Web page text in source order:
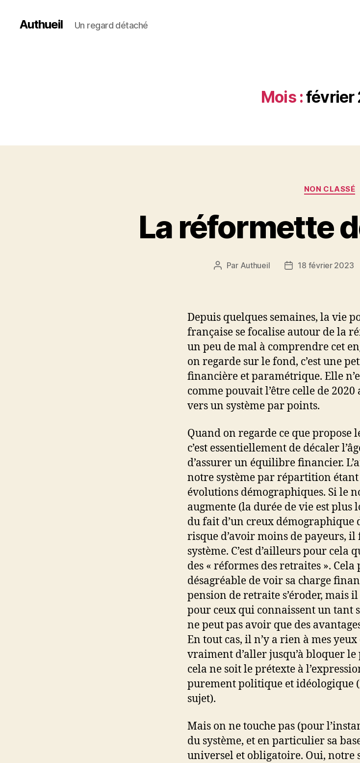
Authueil Un regard détaché
Mois :février
NON CLASSÉ
La réformette
Auteur
Par Authueil
Date18 février 2023
Depuis quelques semaines, la vie
française se focalise autour de la
un peu de mal à comprendre cet
on regarde sur le fond, c’est une
financière et paramétrique. Elle
comme pouvait l’être celle de
vers un système par points.
Quand on regarde ce que propose
c’est essentiellement de décaler
d’assurer un équilibre financier.
notre système par répartition
évolutions démographiques. Si le
augmente (la durée de vie est plus
du fait d’un creux démographique
risque d’avoir moins de payeurs,
système. C’est d’ailleurs pour cela
des « réformes des retraites ». Cela
désagréable de voir sa charge
pension de retraite s’éroder, mais
pour ceux qui connaissent un tant
ne peut pas avoir que des
En tout cas, il n’y a rien à mes
vraiment d’aller jusqu’à bloquer
cela ne soit le prétexte à
purement politique et idéologique
sujet).
Mais on ne touche pas (pour
du système, et en particulier sa
universel et obligatoire. Oui, notre